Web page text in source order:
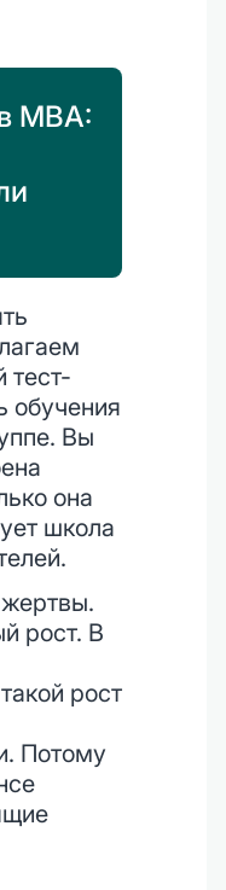
MBA:
тест-
обучения
Вы
она
школа
рост. В
рост
Потому